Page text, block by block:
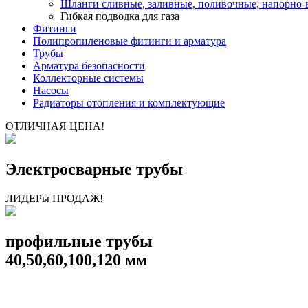
Шланги сливные, заливные, поливочные,
Гибкая подводка для газа
Фитинги
Полипропиленовые фитинги и арматура
Трубы
Арматура безопасности
Коллекторные системы
Насосы
Радиаторы отопления и комплектующие
ОТЛИЧНАЯ ЦЕНА!
Электросварные трубы
ЛИДЕРы ПРОДАЖ!
профильные трубы
40,50,60,100,120 мм